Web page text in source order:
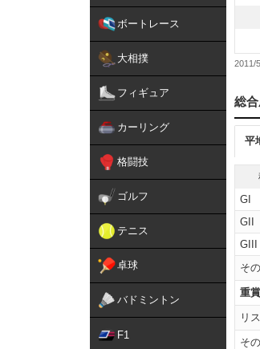
ボートレース
大相撲
フィギュア
カーリング
格闘技
ゴルフ
テニス
卓球
バドミントン
F1
2011/
総
平
GI
GII
GIII
そ
重
リ
そ